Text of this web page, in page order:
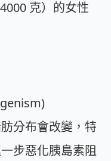
克）的女性
分布會改變，特
步惡化胰島素阻